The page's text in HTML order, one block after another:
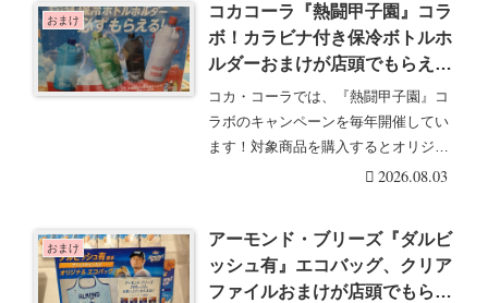
おまけ
コカコーラ『熱闘甲子園』コラ
ボ！カラビナ付き保冷ボトルホ
ルダーおまけが店頭でもらえる
キャンペーンの開催店はどこ？
全4種類！#夢中全開 2026年
夏！
コカ・コーラでは、『熱闘甲子園』コ
ラボのキャンペーンを毎年開催してい
ます！対象商品を購入するとオリジナ
ルグッズがもらえま・・・続きを読む
2026.08.03
おまけ
アーモンド・ブリーズ『ダルビ
ッシュ有』エコバッグ、クリア
ファイルおまけが店頭でもらえ